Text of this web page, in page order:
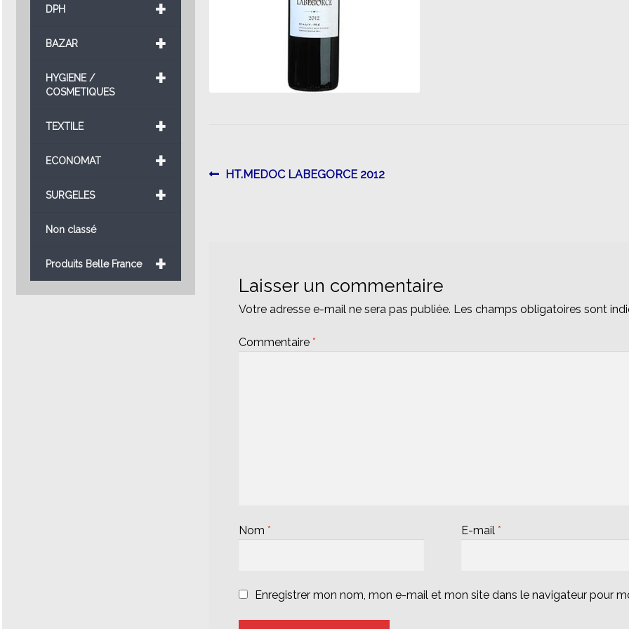
Navigation
Article
HT.MEDOC LABEGORCE 2012
Laisser un commentaire
Votre adresse e-mail ne sera pas publiée. Les champs obligatoires sont
Commentaire *
Nom * E-mail *
Enregistrer mon nom, mon e-mail et mon site dans le navigateur pour
+
DPH
+
BAZAR
+
HYGIENE /
COSMETIQUES
+
TEXTILE
+
ECONOMAT
+
SURGELES
Non classé
+
Produits Belle France